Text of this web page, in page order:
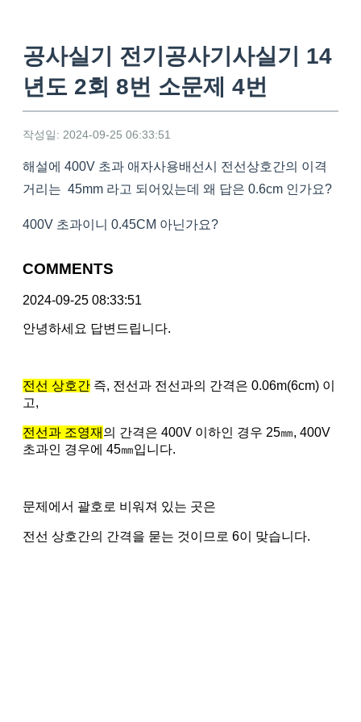
공사실기 전기공사기사실기 14
년도 2회 8번 소문제 4번
작성일: 2024-09-25 06:33:51
해설에 400V 초과 애자사용배선시 전선상호간의 이격
거리는 45mm 라고 되어있는데 왜 답은 0.6cm 인가요?
400V 초과이니 0.45CM 아닌가요?
COMMENTS
2024-09-25 08:33:51
안녕하세요 답변드립니다.
전선 상호간 즉, 전선과 전선과의 간격은 0.06m(6cm) 이
고,
전선과 조영재 의 간격은 400V 이하인 경우 25㎜, 400V
초과인 경우에 45㎜입니다.
문제에서 괄호로 비워져 있는 곳은
전선 상호간의 간격을 묻는 것이므로 6이 맞습니다.